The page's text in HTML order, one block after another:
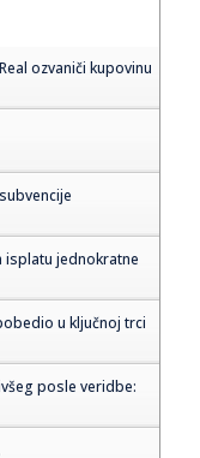
ozvaniči kupovinu
isplatu jednokratne
u ključnoj trci
posle veridbe: